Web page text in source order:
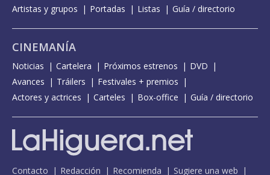
Artistas y grupos
Portadas Listas Guía / directorio
CINEMANÍA
Noticias Cartelera Próximos estrenos
DVD
Avances
Tráilers
Festivales + premios
Actores y actrices
Carteles Box-office Guía / directorio
Contacto Redacción Recomienda Sugiere una web